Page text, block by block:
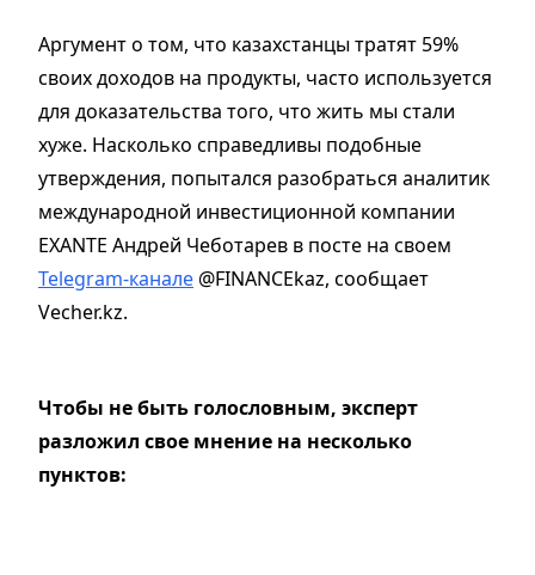
Аргумент о том, что казахстанцы тратят 59%
своих доходов на продукты, часто используется
для доказательства того, что жить мы стали
хуже. Насколько справедливы подобные
утверждения, попытался разобраться аналитик
международной инвестиционной компании
EXANTE Андрей Чеботарев в посте на своем
Telegram-канале @FINANCEkaz, сообщает
Vecher.kz.
Чтобы не быть голословным, эксперт
разложил свое мнение на несколько
пунктов: